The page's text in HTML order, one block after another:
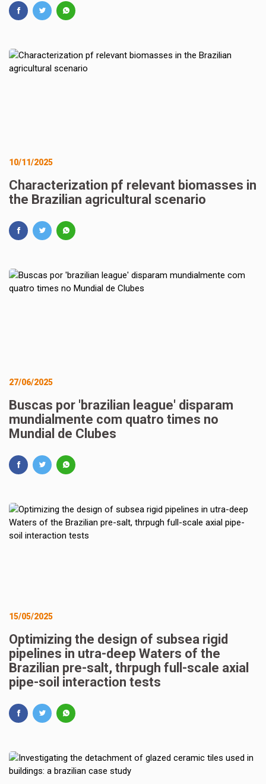
10/11/2025
Characterization pf relevant biomasses in
the Brazilian agricultural scenario
27/06/2025
Buscas por 'brazilian league' disparam
mundialmente com quatro times no
Mundial de Clubes
15/05/2025
Optimizing the design of subsea rigid
pipelines in utra-deep Waters of the
Brazilian pre-salt, thrpugh full-scale axial
pipe-soil interaction tests